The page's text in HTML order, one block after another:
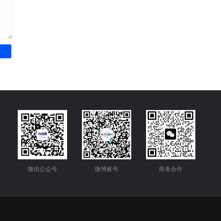
微信公众号 微博账号 商务合作